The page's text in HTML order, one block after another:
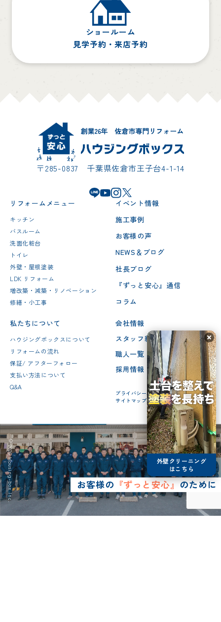
ショールーム
見学予約・来店予約
〒285-0837 千葉県佐倉市王子台4-1-14
リフォームメニュー
キッチン
バスルーム
洗面化粧台
トイレ
外壁・屋根塗装
LDK リフォーム
増改築・減築・リノベーション
修繕・小工事
イベント情報
施工事例
お客様の声
NEWS＆ブログ
社長ブログ
『ずっと安心』通信
コラム
私たちについて
ハウジングボックスについて
リフォームの流れ
保証/ アフターフォロー
支払い方法について
Q&A
会社情報
スタッフ紹介
職人一覧
採用情報
プライバシーポリシー
サイトマップ
お客様の 『ずっと安心』のために
© 2026 Housing-box Inc.
外壁クリーニング
はこちら